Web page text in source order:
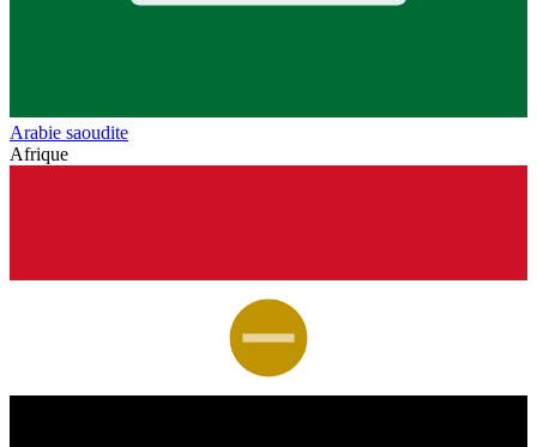
Arabie saoudite
Afrique